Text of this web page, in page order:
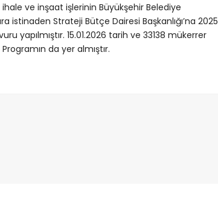
ihale ve inşaat işlerinin Büyükşehir Belediye
istinaden Strateji Bütçe Dairesi Başkanlığı’na 2025
yapılmıştır. 15.01.2026 tarih ve 33138 mükerrer
da yer almıştır.